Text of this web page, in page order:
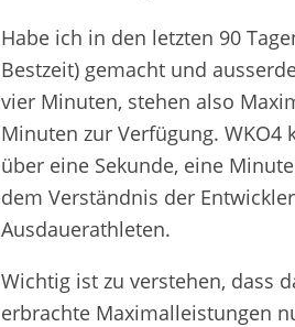
Habe ich in den letzten 90
Bestzeit) gemacht und
vier Minuten, stehen also
Minuten zur Verfügung. WKO4
über eine Sekunde, eine
dem Verständnis der
Ausdauerathleten.
Wichtig ist zu verstehen, dass
erbrachte Maximalleistungen